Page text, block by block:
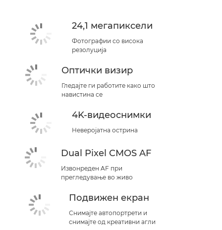
24,1 мегапиксели
Фотографии со висока
резолуција
Оптички визир
Гледајте ги работите како што
навистина се
4K-видеоснимки
Неверојатна острина
Dual Pixel CMOS AF
Извонреден AF при
прегледување во живо
Подвижен екран
Снимајте автопортрети и
снимајте од креативни агли